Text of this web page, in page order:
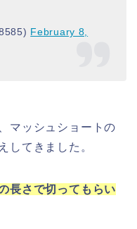
February 8,
マッシュショートの
してきました。
長さで切ってもらい